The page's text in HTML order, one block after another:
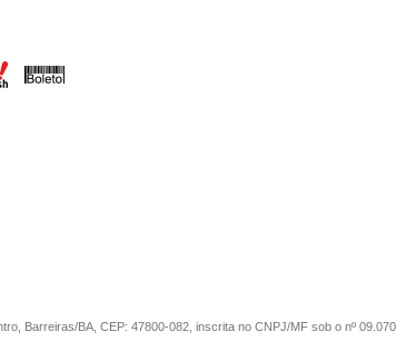
Barreiras/BA, CEP: 47800-082, inscrita no CNPJ/MF sob o nº